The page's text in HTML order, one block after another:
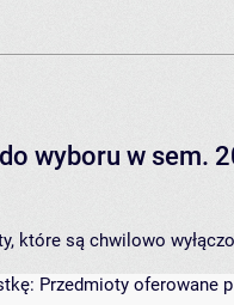
wyboru w sem.
które są chwilowo
Przedmioty oferowane